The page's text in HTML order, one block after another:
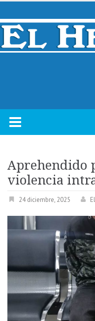
Skip
content
Aprehendido
violencia
24 diciembre, 2025